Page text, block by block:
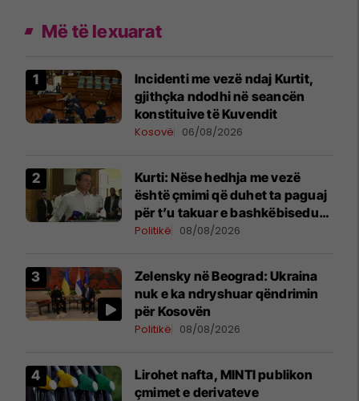
Më të lexuarat
Incidenti me vezë ndaj Kurtit,
gjithçka ndodhi në seancën
konstituive të Kuvendit
Kosovë 06/08/2026
Kurti: Nëse hedhja me vezë
është çmimi që duhet ta paguaj
për t’u takuar e bashkëbiseduar
jam i lumtur ta bëj këtë
Politikë 08/08/2026
Zelensky në Beograd: Ukraina
nuk e ka ndryshuar qëndrimin
për Kosovën
Politikë 08/08/2026
Lirohet nafta, MINTI publikon
çmimet e derivateve